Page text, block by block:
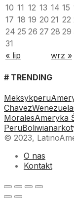
10 11 12 13 14 15
17 18 19 20 21 22
24 25 26 27 28 29
31
« lip
wrz »
# TRENDING
Meksykperu
ChavezWenezuela
MoralesAmeryka
PeruBoliwia
© 2023,
O nas
Kontakt